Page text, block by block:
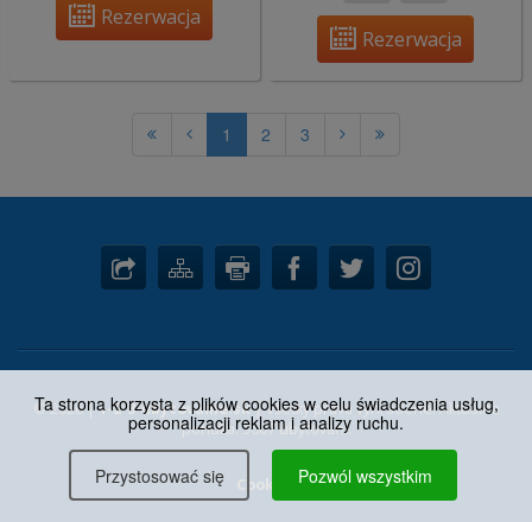
Ta strona korzysta z plików cookies w celu świadczenia usług,
personalizacji reklam i analizy ruchu.
Przystosować się Pozwól wszystkim
Rezerwacja
Rezerwacja
1 2 3
© 2026 |1-2-3-ubytovanie.sk| Všetky práva vyhradené. Aktuálna
ponuka: 3667 ubytovaní.
Cookies